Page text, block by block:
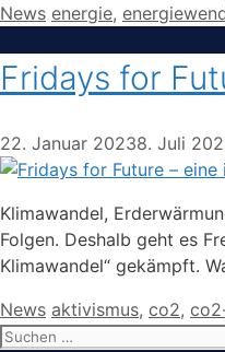
Kategorien
News Schlagwörter
energie,
Fridays for
22. Januar 20238. Juli
Klimawandel,
Folgen. Deshalb geht es
Klimawandel“ gekämpft.
Kategorien
News Schlagwörter
aktivismus, co2,
Suchen